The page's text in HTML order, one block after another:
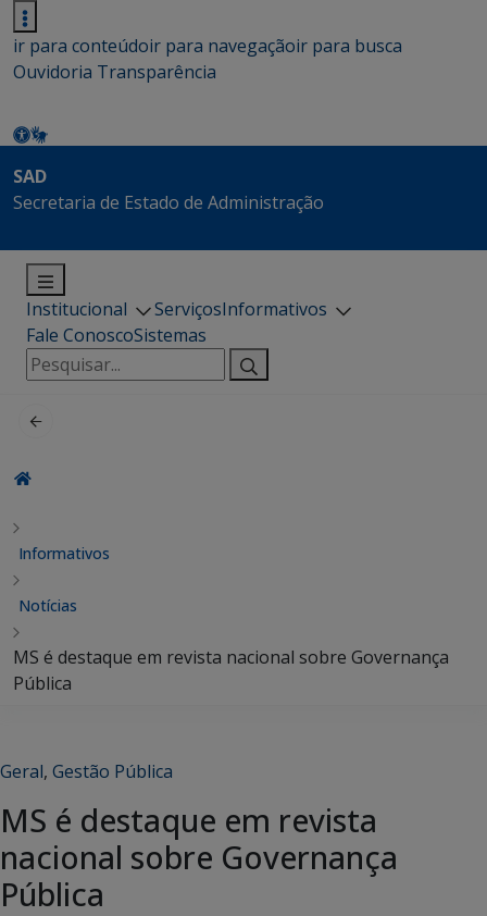
ir para conteúdoir para navegaçãoir para busca
Ouvidoria Transparência
SAD
Secretaria de Estado de Administração
Institucional ServiçosInformativos
Fale ConoscoSistemas
Pesquisar
por:
Informativos
Notícias
MS é destaque em revista nacional sobre Governança
Pública
Geral, Gestão Pública
MS é destaque em revista
nacional sobre Governança
Pública